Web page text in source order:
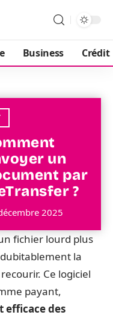
Business Crédit
un
par
?
2025
fichier lourd plus
la
Ce logiciel
payant,
efficace des